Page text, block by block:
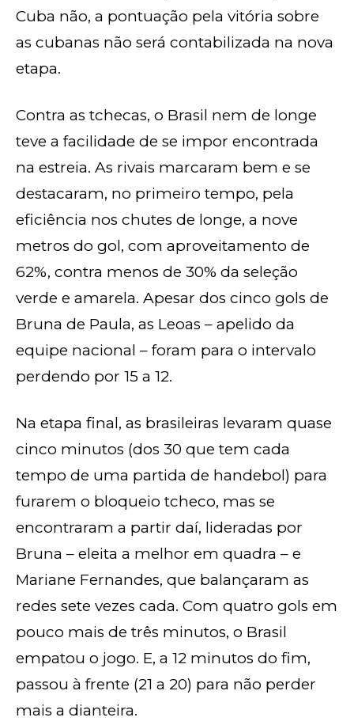
Cuba não, a pontuação pela vitória sobre
as cubanas não será contabilizada na nova
etapa.
Contra as tchecas, o Brasil nem de longe
teve a facilidade de se impor encontrada
na estreia. As rivais marcaram bem e se
destacaram, no primeiro tempo, pela
eficiência nos chutes de longe, a nove
metros do gol, com aproveitamento de
62%, contra menos de 30% da seleção
verde e amarela. Apesar dos cinco gols de
Bruna de Paula, as Leoas – apelido da
equipe nacional – foram para o intervalo
perdendo por 15 a 12.
Na etapa final, as brasileiras levaram quase
cinco minutos (dos 30 que tem cada
tempo de uma partida de handebol) para
furarem o bloqueio tcheco, mas se
encontraram a partir daí, lideradas por
Bruna – eleita a melhor em quadra – e
Mariane Fernandes, que balançaram as
redes sete vezes cada. Com quatro gols em
pouco mais de três minutos, o Brasil
empatou o jogo. E, a 12 minutos do fim,
passou à frente (21 a 20) para não perder
mais a dianteira.